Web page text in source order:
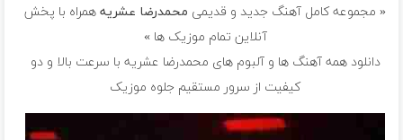
« مجموعه کامل آهنگ جدید و قدیمی محمدرضا عشریههمراه با پخش
آنلاین تمام موزیک ها »
دانلود همه آهنگ ها و آلبوم های محمدرضا عشریه با سرعت بالا و دو
کیفیت از سرور مستقیم جلوه موزیک